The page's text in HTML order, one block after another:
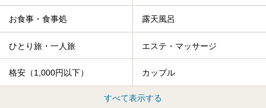
お食事・食事処 露天風呂
ひとり旅・一人旅 エステ・マッサージ
格安（1,000円以下） カップル
すべて表示する